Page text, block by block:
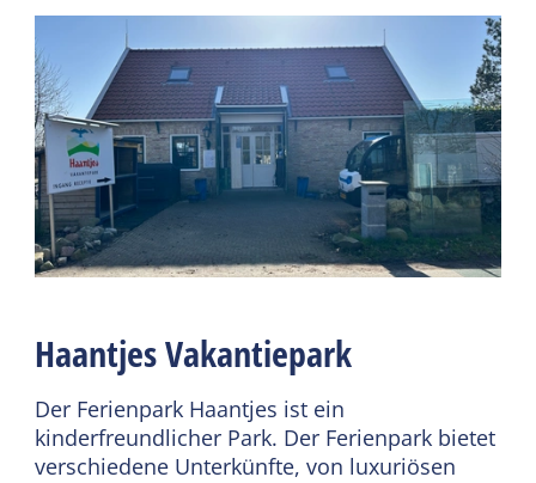
Die Bungalows sind in Privatbesitz und werden
über Haantjes Vakantiepark vermietet. Daher
können Inventar und Möblierung abweichen.
Schlafzimmer im EG
Kamin / Holzofen
Fußbodenheizung
Nichtraucher
WiFi (privat)
Weiterlesen
Dusche
Badewanne
Stellplatz (privat)
Garten
Terrasse
Wellness
Whirlpool draußen
(privat)
Einrichtungen
Parkplatz
Fahrradverleih
Spielfeld
Haantjes Vakantiepark
Der Ferienpark Haantjes ist ein
kinderfreundlicher Park. Der Ferienpark bietet
verschiedene Unterkünfte, von luxuriösen